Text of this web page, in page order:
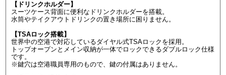
【ドリンクホルダー】
スーツケース背面に便利なドリンクホルダーを搭載。
水筒やテイクアウトドリンクの置き場所に困りません。
【TSAロック搭載】
世界中の空港で対応しているダイヤル式TSAロックを採用。
トップオープンとメイン収納が一体でロックできるダブルロック仕様
です。
※鍵穴は空港職員専用のもので、鍵の付属はありません。